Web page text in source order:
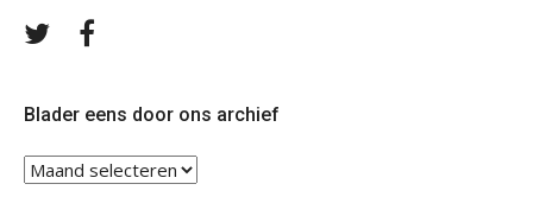
Volg
Blader eens door ons archief
Blader